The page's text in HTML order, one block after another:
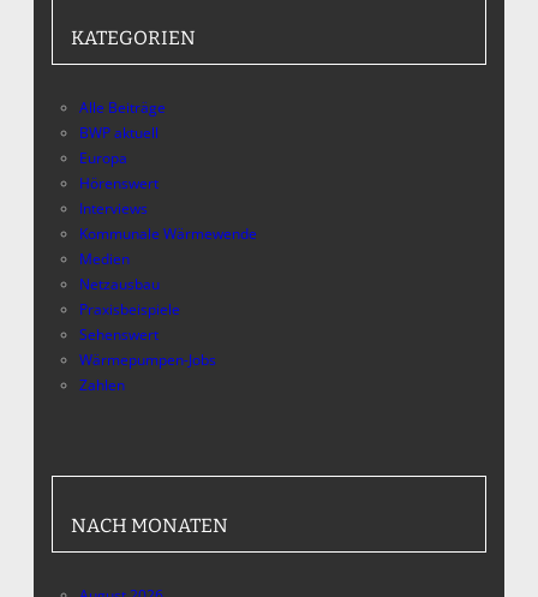
KATEGORIEN
Alle Beiträge
BWP aktuell
Europa
Hörenswert
Interviews
Kommunale Wärmewende
Medien
Netzausbau
Praxisbeispiele
Sehenswert
Wärmepumpen-Jobs
Zahlen
NACH MONATEN